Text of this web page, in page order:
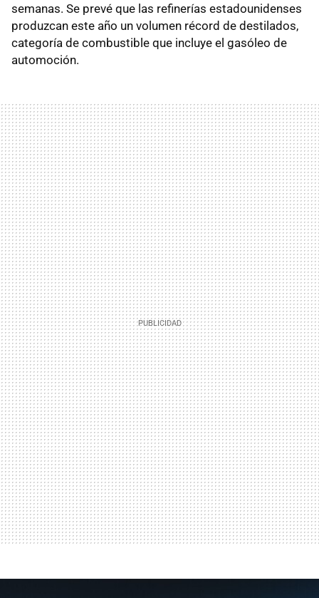
semanas. Se prevé que las refinerías estadounidenses
produzcan este año un volumen récord de destilados,
categoría de combustible que incluye el gasóleo de
automoción.